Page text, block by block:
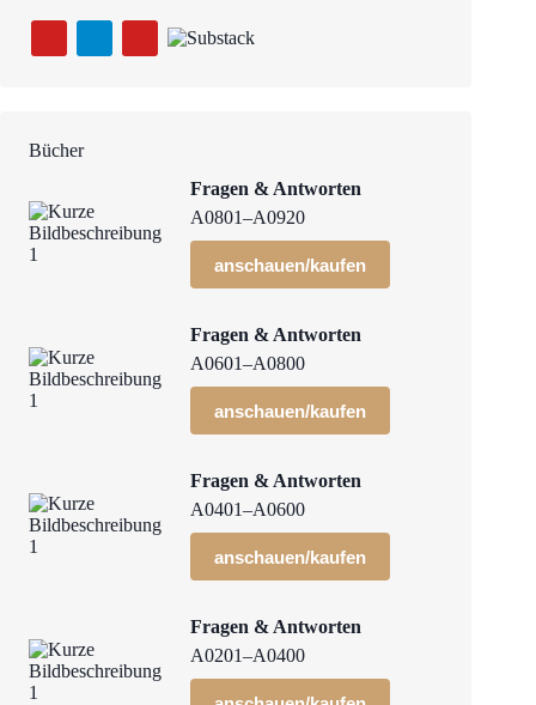
Bücher
Fragen & Antworten
A0801–A0920
anschauen/kaufen
Fragen & Antworten
A0601–A0800
anschauen/kaufen
Fragen & Antworten
A0401–A0600
anschauen/kaufen
Fragen & Antworten
A0201–A0400